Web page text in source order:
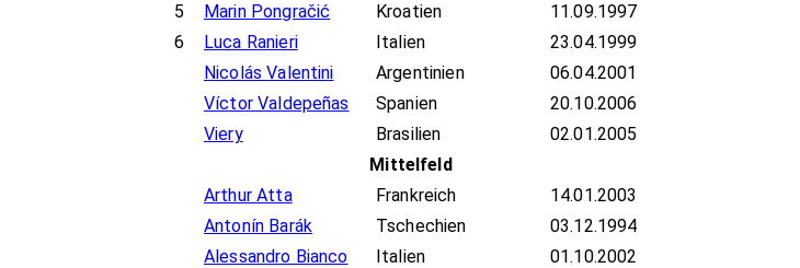
5
Marin Pongračić Kroatien
11.09.1997
6
Luca Ranieri Italien
23.04.1999
Nicolás Valentini
Argentinien
06.04.2001
Víctor Valdepeñas
Spanien
20.10.2006
Viery
Brasilien
02.01.2005
Mittelfeld
Arthur Atta
Frankreich
14.01.2003
Antonín Barák
Tschechien
03.12.1994
Alessandro Bianco
Italien
01.10.2002